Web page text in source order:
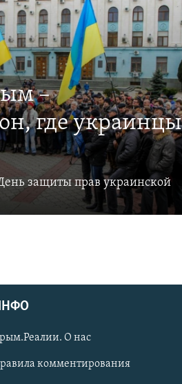
–
где украинцы
защиты прав украинской
О нас
комментирования